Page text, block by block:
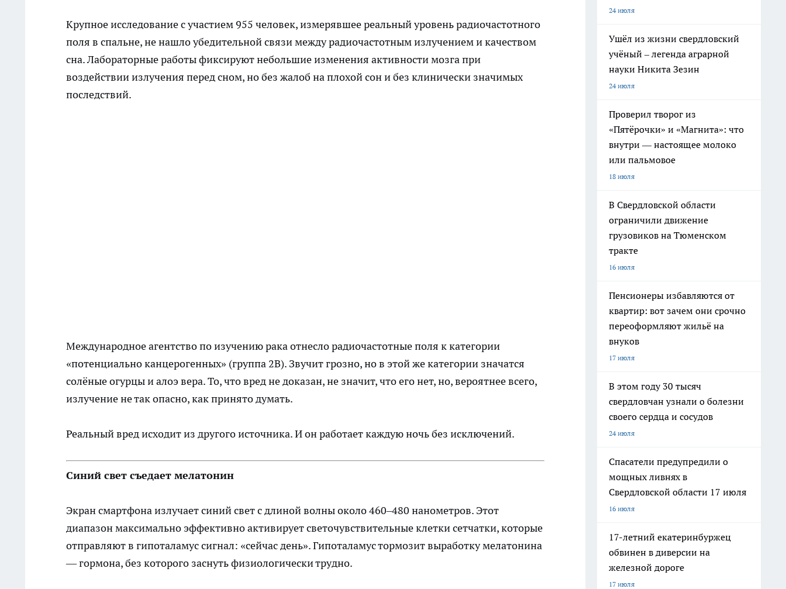
Крупноеисследованиес участием 955 человек, измерявшее реальный уровень радиочастотного
поля в спальне, не нашло убедительной связи между радиочастотным излучением и качеством
сна. Лабораторные работы фиксируют небольшие изменения активности мозга при
воздействии излучения перед сном, но без жалоб на плохой сон и без клинически значимых
последствий.
Международное агентство по изучению рака отнесло радиочастотные поля к категории
«потенциально канцерогенных» (группа 2B). Звучит грозно, но в этой же категории значатся
солёные огурцы и алоэ вера. То, что вред не доказан, не значит, что его нет, но, вероятнее всего,
излучение не так опасно, как принято думать.
Реальный вред исходит из другого источника. И он работает каждую ночь без исключений.
Синий свет съедает мелатонин
Экран смартфона излучает синий свет с длиной волны около 460–480 нанометров. Этот
диапазон максимально эффективно активирует светочувствительные клетки сетчатки, которые
отправляют в гипоталамус сигнал: «сейчас день». Гипоталамус тормозит выработку мелатонина
— гормона, без которого заснуть физиологически трудно.
24 июля
Ушёл из жизни свердловский
учёный – легенда аграрной
науки Никита Зезин
24 июля
Проверил творог из
«Пятёрочки» и «Магнита»: что
внутри — настоящее молоко
или пальмовое
18 июля
В Свердловской области
ограничили движение
грузовиков на Тюменском
тракте
16 июля
Пенсионеры избавляются от
квартир: вот зачем они срочно
переоформляют жильё на
внуков
17 июля
В этом году 30 тысяч
свердловчан узнали о болезни
своего сердца и сосудов
24 июля
Спасатели предупредили о
мощных ливнях в
Свердловской области 17 июля
16 июля
17-летний екатеринбуржец
обвинен в диверсии на
железной дороге
17 июля